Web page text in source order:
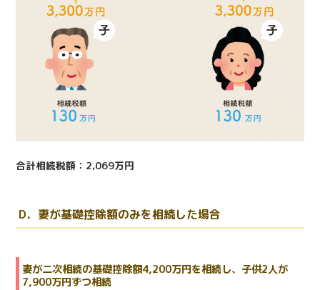
合計相続税額：2,069万円
D．妻が基礎控除額のみを相続した場合
妻が二次相続の基礎控除額4,200万円を相続し、子供2人が
7,900万円ずつ相続